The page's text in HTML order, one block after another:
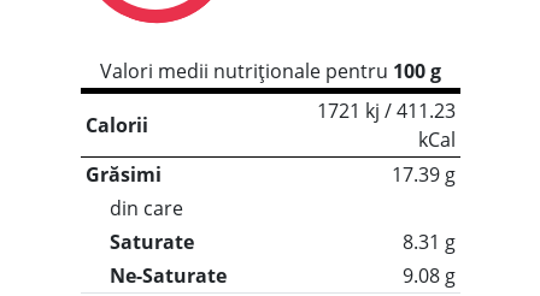
Valori medii nutriționale pentru 100 g
Calorii
1721 kj / 411.23
kCal
Grăsimi
17.39 g
din care
Saturate
8.31 g
Ne-Saturate
9.08 g